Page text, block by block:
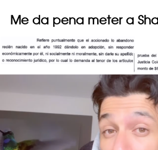
Me da pena meter a